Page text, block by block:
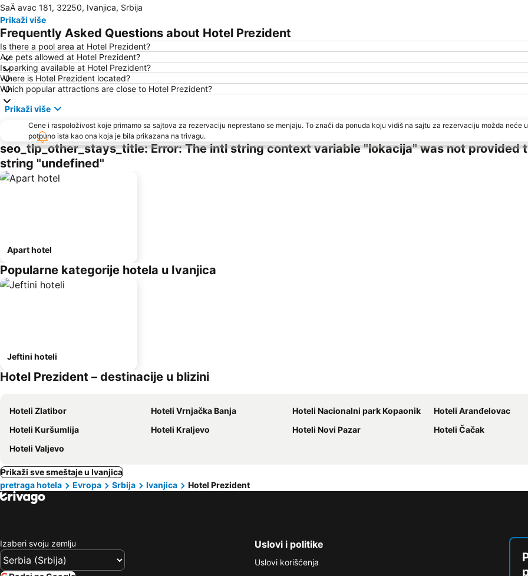
SaÄ avac 181, 32250, Ivanjica, Srbija
Prikaži više
Frequently Asked Questions about Hotel Prezident
Is there a pool area at Hotel Prezident?
Are pets allowed at Hotel Prezident?
Is parking available at Hotel Prezident?
Where is Hotel Prezident located?
Which popular attractions are close to Hotel Prezident?
Prikaži više
Cene i raspoloživost koje primamo sa sajtova za rezervaciju neprestano se menjaju. To znači da ponuda koju vidiš na sajtu za rezervaciju možda neće
potpuno ista kao ona koja je bila prikazana na trivagu.
seo_tlp_other_stays_title: Error: The intl string context variable "lokacija" was not provided
string "undefined"
Apart hotel
Popularne kategorije hotela u Ivanjica
Jeftini hoteli
Hotel Prezident – destinacije u blizini
Hoteli Zlatibor Hoteli Vrnjačka Banja Hoteli Nacionalni park Kopaonik
Hoteli Aranđelovac
Hoteli Kuršumlija
Hoteli Kraljevo Hoteli Novi Pazar
Hoteli Čačak
Hoteli Valjevo
Prikaži sve smeštaje u Ivanjica
pretraga hotela
Evropa Srbija Ivanjica Hotel Prezident
Izaberi svoju zemlju Uslovi i politike
Uslovi korišćenja